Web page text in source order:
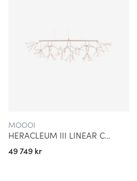
MOOOI
HERACLEUM III LINEAR COPPER
49 749 kr